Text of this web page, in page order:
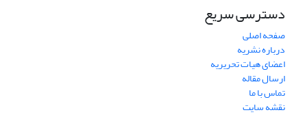
دسترسی سریع
صفحه اصلی
درباره نشریه
اعضای هیات تحریریه
ارسال مقاله
تماس با ما
نقشه سایت